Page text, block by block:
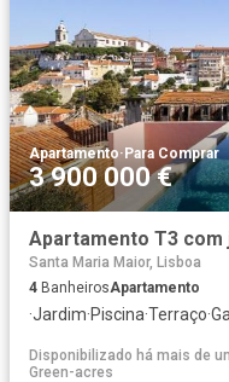
Apartamento· Para Comprar
3 900 000 €
Santa Maria Maior, Lisboa
4 BanheirosApartamento
·Jardim·Piscina·Terraço·
Disponibilizado há mais de
Green-acres